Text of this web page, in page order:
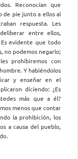
Reconocían que
de pie junto a ellos al
respuesta. Les
entre ellos,
evidente que todo
no podemos negarlo;
prohibiremos con
Y habiéndolos
y enseñar en el
diciendo: ¿Es
más que a él?
menos que contar
la prohibición, los
a causa del pueblo,